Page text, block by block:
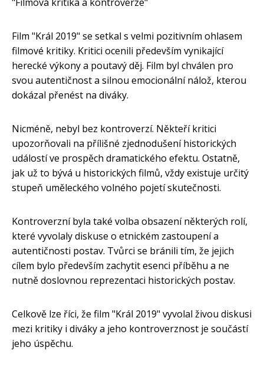
Film "Král 2019" se setkal s velmi pozitivním ohlasem
filmové kritiky. Kritici ocenili především vynikající
herecké výkony a poutavý děj. Film byl chválen pro
svou autentičnost a silnou emocionální nálož, kterou
dokázal přenést na diváky.
Nicméně, nebyl bez kontroverzí. Někteří kritici
upozorňovali na přílišné zjednodušení historických
událostí ve prospěch dramatického efektu. Ostatně,
jak už to bývá u historických filmů, vždy existuje určitý
stupeň uměleckého volného pojetí skutečnosti.
Kontroverzní byla také volba obsazení některých rolí,
které vyvolaly diskuse o etnickém zastoupení a
autentičnosti postav. Tvůrci se bránili tím, že jejich
cílem bylo především zachytit esenci příběhu a ne
nutně doslovnou reprezentaci historických postav.
Celkově lze říci, že film "Král 2019" vyvolal živou diskusi
mezi kritiky i diváky a jeho kontroverznost je součástí
jeho úspěchu.